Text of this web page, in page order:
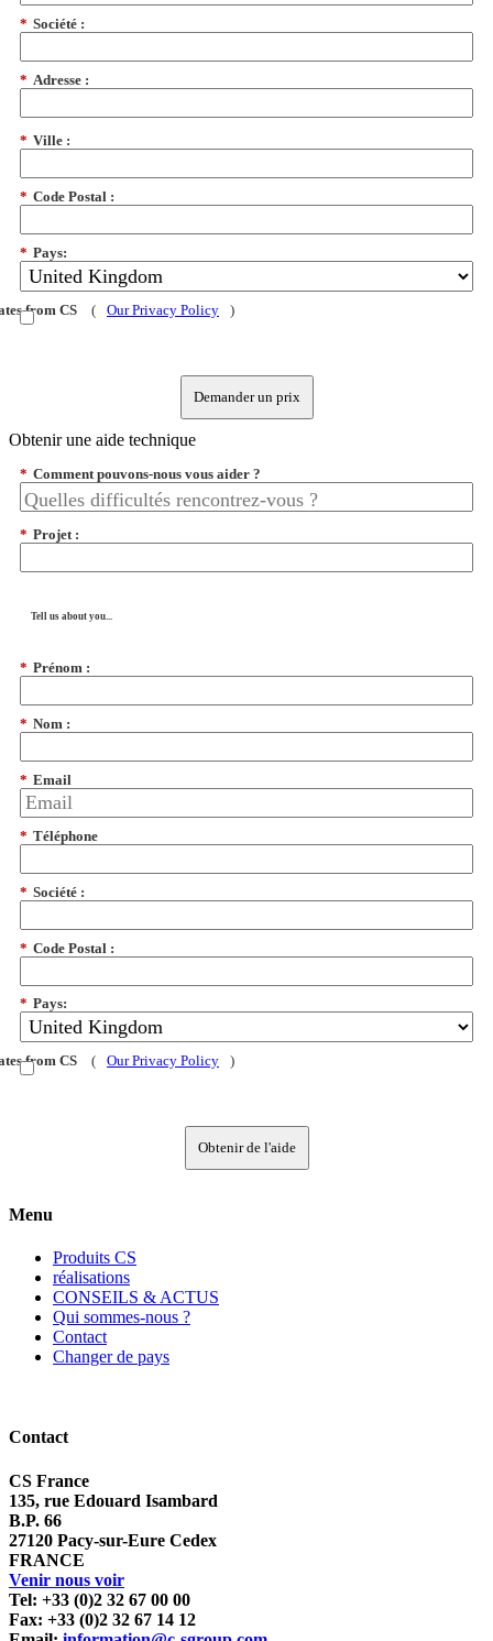
* Société :
* Adresse :
* Ville :
* Code Postal :
* Pays:
from CS ( Our Privacy Policy )
Demander un prix
Obtenir une aide technique
* Comment pouvons-nous vous aider ?
* Projet :
Tell us about you...
* Prénom :
* Nom :
* Email
* Téléphone
* Société :
* Code Postal :
* Pays:
from CS ( Our Privacy Policy )
Obtenir de l'aide
Menu
Produits CS
réalisations
CONSEILS & ACTUS
Qui sommes-nous ?
Contact
Changer de pays
Contact
CS France
135, rue Edouard Isambard
B.P. 66
27120 Pacy-sur-Eure Cedex
FRANCE
Venir nous voir
Tel: +33 (0)2 32 67 00 00
Fax: +33 (0)2 32 67 14 12